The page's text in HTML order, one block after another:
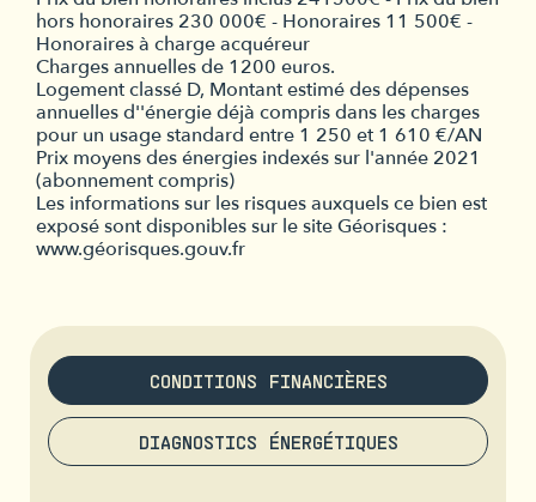
hors honoraires 230 000€ - Honoraires 11 500€ -
Honoraires à charge acquéreur
Charges annuelles de 1200 euros.
Logement classé D, Montant estimé des dépenses
annuelles d''énergie déjà compris dans les charges
pour un usage standard entre 1 250 et 1 610 €/AN
Prix moyens des énergies indexés sur l'année 2021
(abonnement compris)
Les informations sur les risques auxquels ce bien est
exposé sont disponibles sur le site Géorisques :
www.géorisques.gouv.fr
CONDITIONS FINANCIÈRES
DIAGNOSTICS ÉNERGÉTIQUES